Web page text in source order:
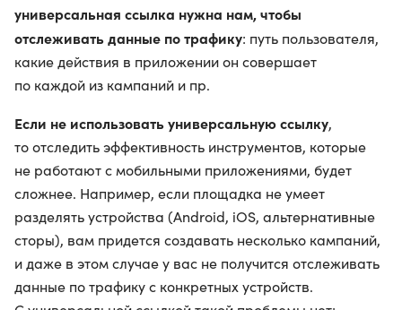
универсальная ссылка нужна нам, чтобы
отслеживать данные по трафику: путь пользователя,
какие действия в приложении он совершает
по каждой из кампаний и пр.
Если не использовать универсальную ссылку,
то отследить эффективность инструментов, которые
не работают с мобильными приложениями, будет
сложнее. Например, если площадка не умеет
разделять устройства (Android, iOS, альтернативные
сторы), вам придется создавать несколько кампаний,
и даже в этом случае у вас не получится отслеживать
данные по трафику с конкретных устройств.